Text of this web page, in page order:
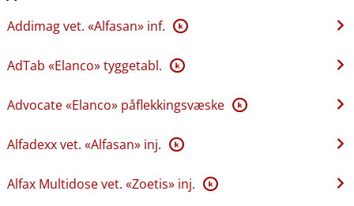
Addimag vet. «Alfasan» inf. K
AdTab «Elanco» tyggetabl. K
Advocate «Elanco» påflekkingsvæske K
Alfadexx vet. «Alfasan» inj. K
Alfax Multidose vet. «Zoetis» inj. K